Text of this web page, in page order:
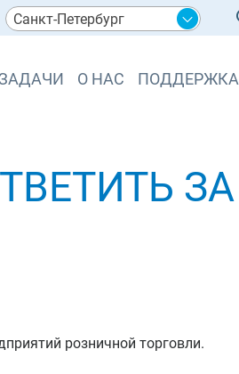
Санкт-Петербург
О НАС ПОДДЕРЖКА
ЗА
розничной торговли.